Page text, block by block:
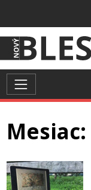
obsah
Mesiac: